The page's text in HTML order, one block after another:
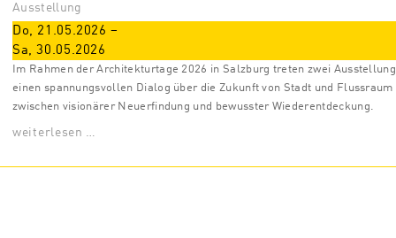
Ausstellung
Do, 21.05.2026 –
Sa, 30.05.2026
Im Rahmen der Architekturtage 2026 in Salzburg treten zwei
einen spannungsvollen Dialog über die Zukunft von Stadt und Flussraum
zwischen visionärer Neuerfindung und bewusster Wiederentdeckung.
weiterlesen …